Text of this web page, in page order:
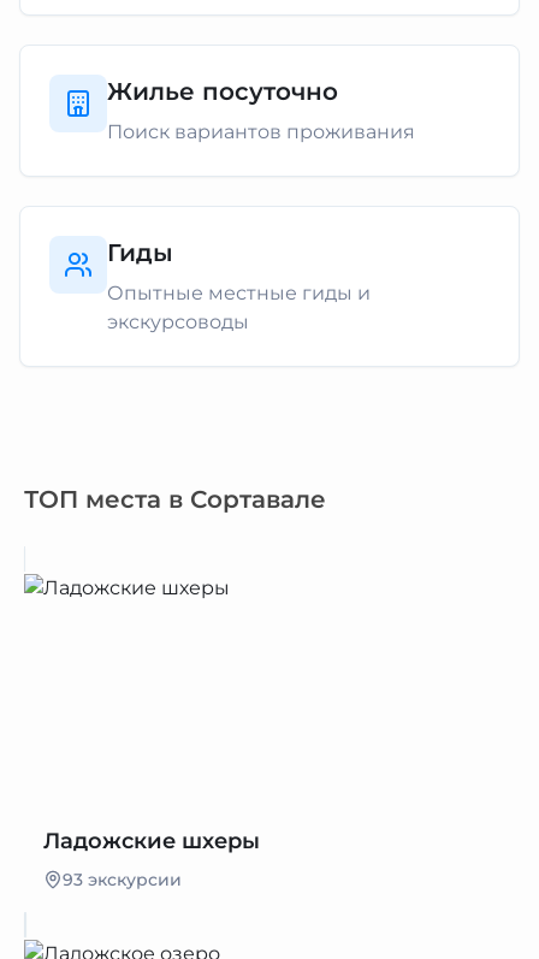
Жилье посуточно
Поиск вариантов проживания
Гиды
Опытные местные гиды и
экскурсоводы
ТОП места в Сортавале
Ладожские шхеры
93 экскурсии